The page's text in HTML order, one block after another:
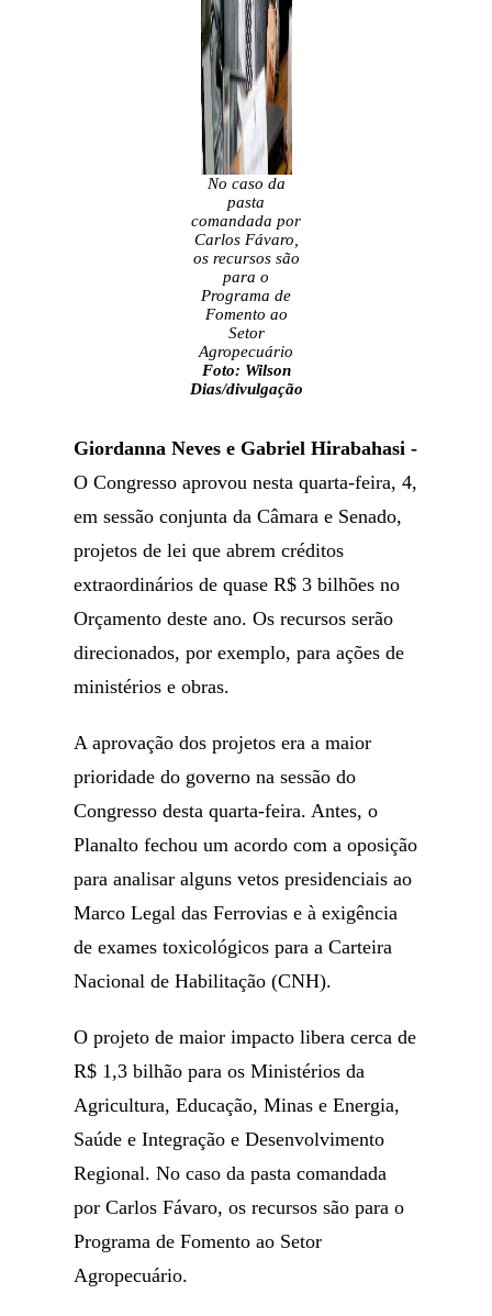
No caso da
pasta
comandada por
Carlos Fávaro,
os recursos são
para o
Programa de
Fomento ao
Setor
Agropecuário
Foto: Wilson
Dias/divulgação
Giordanna Neves e Gabriel Hirabahasi -
O Congresso aprovou nesta quarta-feira, 4,
em sessão conjunta da Câmara e Senado,
projetos de lei que abrem créditos
extraordinários de quase R$ 3 bilhões no
Orçamento deste ano. Os recursos serão
direcionados, por exemplo, para ações de
ministérios e obras.
A aprovação dos projetos era a maior
prioridade do governo na sessão do
Congresso desta quarta-feira. Antes, o
Planalto fechou um acordo com a oposição
para analisar alguns vetos presidenciais ao
Marco Legal das Ferrovias e à exigência
de exames toxicológicos para a Carteira
Nacional de Habilitação (CNH).
O projeto de maior impacto libera cerca de
R$ 1,3 bilhão para os Ministérios da
Agricultura, Educação, Minas e Energia,
Saúde e Integração e Desenvolvimento
Regional. No caso da pasta comandada
por Carlos Fávaro, os recursos são para o
Programa de Fomento ao Setor
Agropecuário.